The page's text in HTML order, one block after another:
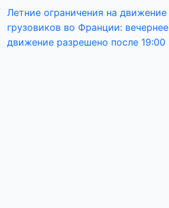
Летние ограничения на движение
грузовиков во Франции: вечернее
движение разрешено после 19:00